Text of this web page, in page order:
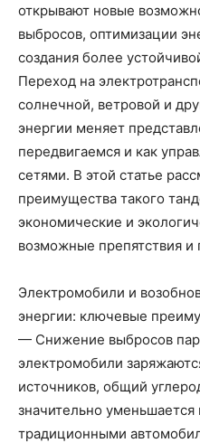
открывают новые
выбросов, оптимизации
создания более
Переход на
солнечной, ветровой и
энергии меняет
передвигаемся и как
сетями. В этой статье
преимущества такого
экономические и
возможные препятствия и
Электромобили и
энергии: ключевые
— Снижение выбросов
электромобили
источников, общий
значительно
традиционными